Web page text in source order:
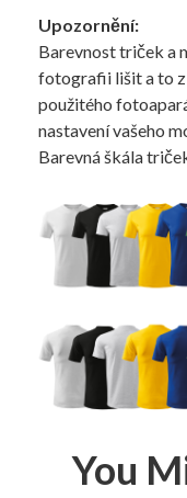
Upozornění:
Barevnost triček a
fotografii lišit a to
použitého
nastavení vašeho
Barevná škála
You